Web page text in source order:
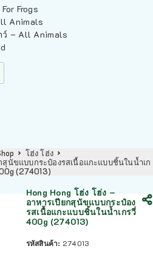
Frogs
Animals
– All Animals
โฮ่ง โฮ่ง
สุนัขแบบกระป๋องรสเนื้อแกะแบบชิ้นในน้ำเก
(274013)
Hong Hong โฮ่ง โฮ่ง –
อาหารเปียกสุนัขแบบกระป๋อง
รสเนื้อแกะแบบชิ้นในน้ำเกรวี่
400g (274013)
รหัสสินค้า: 274013